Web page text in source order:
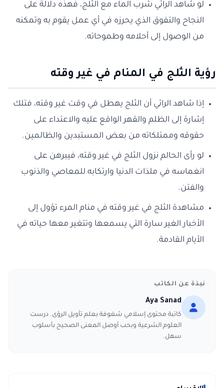
لو شاهد الرائي شرب الماء مع الثلج، فهذه دلالة على
النجاح والتفوق الذي يحرزه في أي عمل يقوم به وتمكنه
من الوصول إلى أحلامه وطموحاته.
رؤية الثلج في المنام في غير وقته
إذا شاهد الرائي أن الثلج يهطل في وقت غير وقته، فتلك
إشارة إلى الظلم والقهر الواقع عليه والاعتداء على
حقوقه وممتلكاته من بعض المستبدين والظالمين.
لو رأى الحالم نزول الثلج في غير وقته، فيبرهن على
انغماسه في ملذات الدنيا وارتكابه للمعاصي والذنوب
والفتن.
مشاهدة الثلج في غير وقته في منام المرء تؤول إلى
الأخبار الغير سارة التي يسمعها وتتغير معها حياته في
الأيام القادمة.
نبذة عن الكاتب
Aya Sanad
كاتبة محتوى إسلامي شغوفة بعلم تأويل الرؤى. درست
العلوم الشرعية وبحب أوصل المعنى الصحيح بأسلوب
سهل.